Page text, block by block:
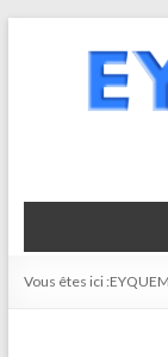
Vous êtes ici :EYQUEM